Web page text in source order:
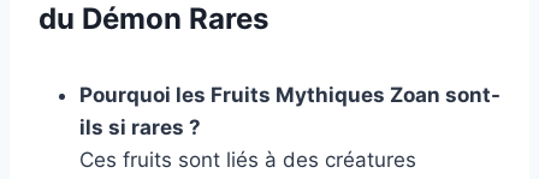
du Démon Rares
Pourquoi les Fruits Mythiques Zoan sont-
ils si rares ?
Ces fruits sont liés à des créatures